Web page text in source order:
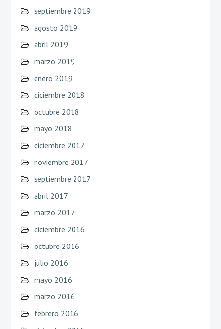
septiembre 2019
agosto 2019
abril 2019
marzo 2019
enero 2019
diciembre 2018
octubre 2018
mayo 2018
diciembre 2017
noviembre 2017
septiembre 2017
abril 2017
marzo 2017
diciembre 2016
octubre 2016
julio 2016
mayo 2016
marzo 2016
febrero 2016